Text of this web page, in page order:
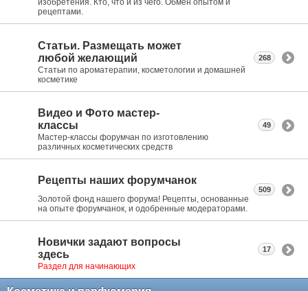
изобретения. Кто, что и из чего. Обмен опытом и
рецептами.
Статьи. Размещать может
любой желающий
Статьи по ароматерапии, косметологии и домашней
косметике
268
Видео и Фото мастер-
классы
Мастер-классы форумчан по изготовлению
различных косметических средств
49
Рецепты наших форумчанок
Золотой фонд нашего форума! Рецепты, основанные
на опыте форумчанок, и одобренные модераторами.
509
Новички задают вопросы
здесь
Раздел для начинающих
17